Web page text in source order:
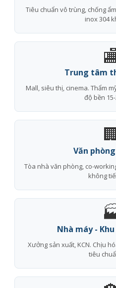
Tiêu chuẩn vô trùng, chống
inox 304
Trung tâm
Mall, siêu thị, cinema. Thẩm
độ bền
Văn
Tòa nhà văn phòng, co-
không
Nhà máy -
Xưởng sản xuất, KCN. Chịu
tiêu